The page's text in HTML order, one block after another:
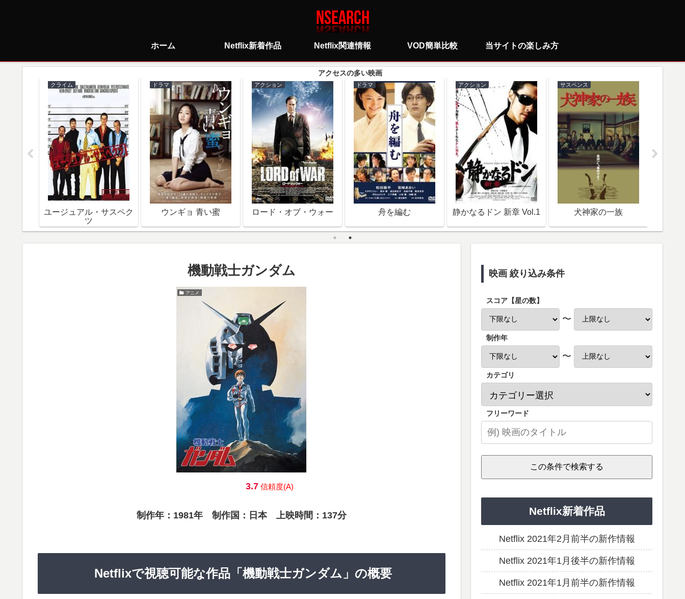
ホーム Netflix新着作品 Netflix関連情報 VOD簡単比較 当サイトの楽しみ方
クライム
ユージュアル・サスペク
ツ
ドラマ
ウンギョ 青い蜜
アクション
ロード・オブ・ウォー
ドラマ
舟を編む
アクション
静かなるドン 新章 Vol.1
サスペンス
犬神家の一族
機動戦士ガンダム
アニメ
3.7 信頼度(A)
制作年：1981年 制作国：日本 上映時間：137分
Netflixで視聴可能な作品「機動戦士ガンダム」の概要
映画 絞り込み条件
スコア【星の数】
〜
制作年
〜
カテゴリ
フリーワード
Netflix新着作品
Netflix 2021年2月前半の新作情報
Netflix 2021年1月後半の新作情報
Netflix 2021年1月前半の新作情報